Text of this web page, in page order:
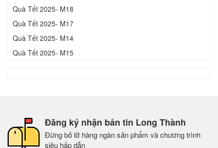
Quà Tết 2025- M18
Quà Tết 2025- M17
Quà Tết 2025- M14
Quà Tết 2025- M15
Đăng ký nhận bản tin Long Thành
Đừng bỏ lỡ hàng ngàn sản phẩm và chương trình
siêu hấp dẫn